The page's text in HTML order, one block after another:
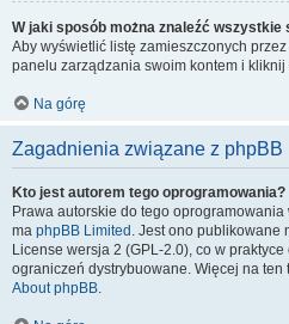
W jaki sposób można znaleźć wszystkie
Aby wyświetlić listę zamieszczonych
panelu zarządzania swoim kontem i
Na górę
Zagadnienia związane z phpBB
Kto jest autorem tego oprogramowania?
Prawa autorskie do tego
ma phpBB Limited . Jest ono publikowane
License wersja 2 (GPL-2.0), co w
ograniczeń dystrybuowane. Więcej na ten
About phpBB.